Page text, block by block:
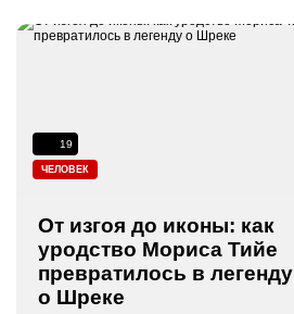
ЧЕЛОВЕК
19
От изгоя до иконы: как
уродство Мориса Тийе
превратилось в легенду
о Шреке